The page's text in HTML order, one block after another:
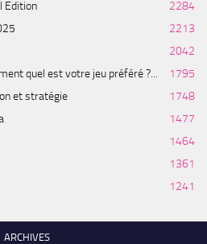
Edition
2284
2213
2042
quel est votre jeu préféré ?...
1795
et stratégie
1748
1477
1464
1361
1241
ARCHIVES